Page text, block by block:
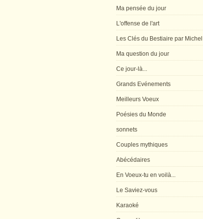
Ma pensée du jour
L'offense de l'art
Les Clés du Bestiaire par Michel
Ma question du jour
Ce jour-là...
Grands Evénements
Meilleurs Voeux
Poésies du Monde
sonnets
Couples mythiques
Abécédaires
En Voeux-tu en voilà...
Le Saviez-vous
Karaoké